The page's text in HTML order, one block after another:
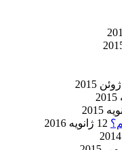
12 ژانویه 2016